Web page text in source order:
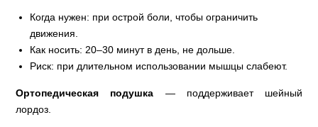
Когда нужен: при острой боли, чтобы ограничить
движения.
Как носить: 20–30 минут в день, не дольше.
Риск: при длительном использовании мышцы слабеют.
Ортопедическая подушка — поддерживает шейный
лордоз.